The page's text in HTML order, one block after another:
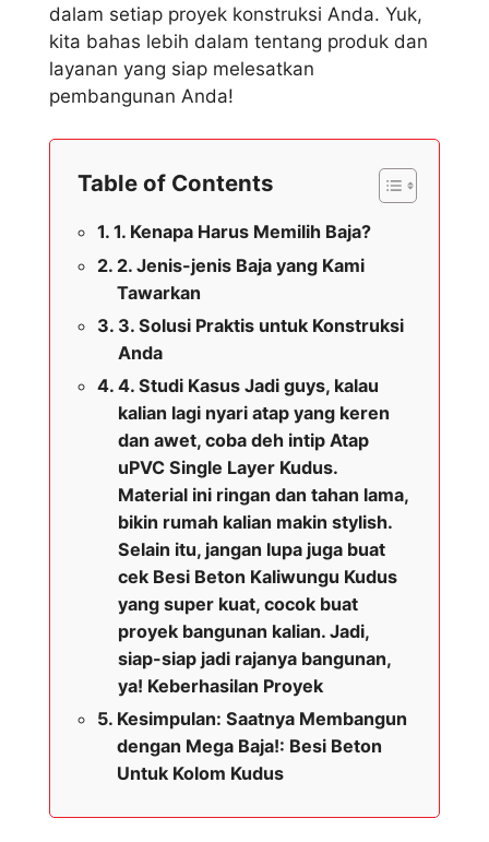
dalam setiap proyek konstruksi Anda. Yuk,
kita bahas lebih dalam tentang produk dan
layanan yang siap melesatkan
pembangunan Anda!
Table of Contents
1. Kenapa Harus Memilih Baja?
2. Jenis-jenis Baja yang Kami
Tawarkan
3. Solusi Praktis untuk Konstruksi
Anda
4. Studi Kasus Jadi guys, kalau
kalian lagi nyari atap yang keren
dan awet, coba deh intip Atap
uPVC Single Layer Kudus.
Material ini ringan dan tahan lama,
bikin rumah kalian makin stylish.
Selain itu, jangan lupa juga buat
cek Besi Beton Kaliwungu Kudus
yang super kuat, cocok buat
proyek bangunan kalian. Jadi,
siap-siap jadi rajanya bangunan,
ya! Keberhasilan Proyek
Kesimpulan: Saatnya Membangun
dengan Mega Baja!: Besi Beton
Untuk Kolom Kudus